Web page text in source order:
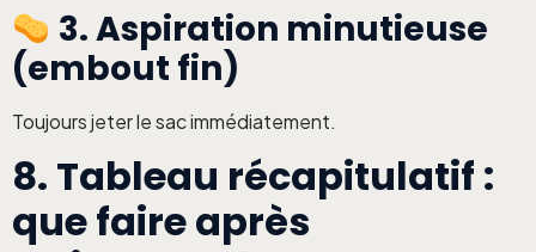
3. Aspiration minutieuse
(embout fin)
Toujours jeter le sac immédiatement.
8. Tableau récapitulatif :
que faire après